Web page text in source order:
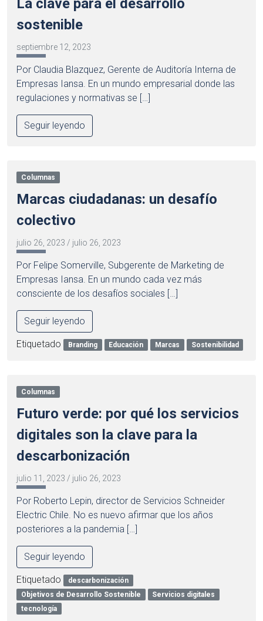
La clave para el desarrollo
sostenible
septiembre 12, 2023
Por Claudia Blazquez, Gerente de Auditoría Interna de
Empresas Iansa. En un mundo empresarial donde las
regulaciones y normativas se […]
Seguir leyendo
Columnas
Marcas ciudadanas: un desafío
colectivo
julio 26, 2023 / julio 26, 2023
Por Felipe Somerville, Subgerente de Marketing de
Empresas Iansa. En un mundo cada vez más
consciente de los desafíos sociales […]
Seguir leyendo
Etiquetado Branding Educación Marcas Sostenibilidad
Columnas
Futuro verde: por qué los servicios
digitales son la clave para la
descarbonización
julio 11, 2023 / julio 26, 2023
Por Roberto Lepin, director de Servicios Schneider
Electric Chile. No es nuevo afirmar que los años
posteriores a la pandemia […]
Seguir leyendo
Etiquetado
descarbonización
Objetivos de Desarrollo Sostenible
Servicios digitales
tecnología